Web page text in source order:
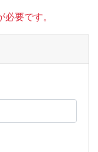
要です。